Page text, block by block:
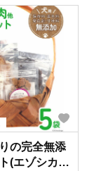
の完全無添
(エゾシカ肉